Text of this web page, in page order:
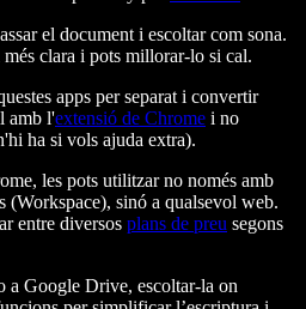
el document i escoltar com sona.
clara i pots millorar-lo si cal.
apps per separat i convertir
amb l'extensió de Chrome i no
ha si vols ajuda extra).
les pots utilitzar no només amb
(Workspace), sinó a qualsevol web.
entre diversos plans de preu segons
a Google Drive, escoltar-la on